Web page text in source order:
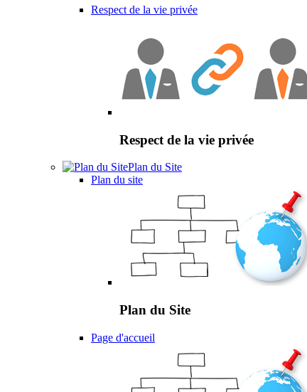
Respect de la vie privée
Respect de la vie privée
Plan du Site
Plan du site
Plan du Site
Page d'accueil